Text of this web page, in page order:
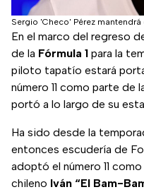
Sergio 'Checo' Pérez mantendrá
En el marco del regreso
de la Fórmula 1 para la
piloto tapatío estará
número 11 como parte de
portó a lo largo de su
Ha sido desde la
entonces escudería de
adoptó el número 11
chileno Iván “El Bam-